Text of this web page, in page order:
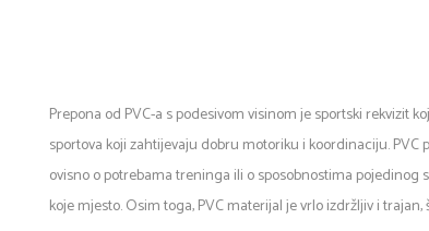
Prepona od PVC-a s podesivom visinom je sportski rekvizit
sportova koji zahtijevaju dobru motoriku i koordinaciju.
ovisno o potrebama treninga ili o sposobnostima
koje mjesto. Osim toga, PVC materijal je vrlo izdržljiv i